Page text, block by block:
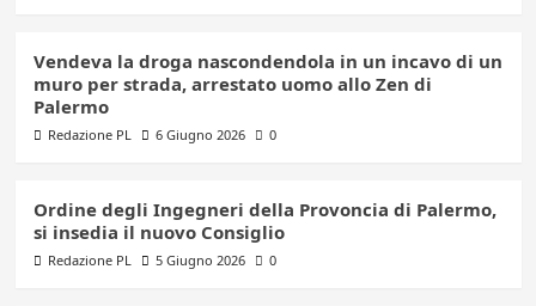
Vendeva la droga nascondendola in un incavo di un
muro per strada, arrestato uomo allo Zen di
Palermo
Redazione PL 6 Giugno 2026 0
Ordine degli Ingegneri della Provoncia di Palermo,
si insedia il nuovo Consiglio
Redazione PL 5 Giugno 2026 0